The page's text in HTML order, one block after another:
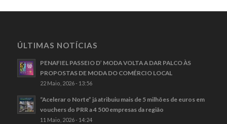
ÚLTIMAS NOTÍCIAS
PENAFIEL PASSEIO D’ MODA VOLTA A DAR PALCO ÀS
PROPOSTAS DE MODA DO COMÉRCIO LOCAL
22 Maio, 2026 - 13:56
“Acelerar o Norte” já atribuiu mais de 5 milhões de euros em
vouchers do PRR a 4 500 empresas da região
11 Maio, 2026 - 14:24